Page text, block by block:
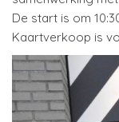
De start is om
Kaartverkoop is